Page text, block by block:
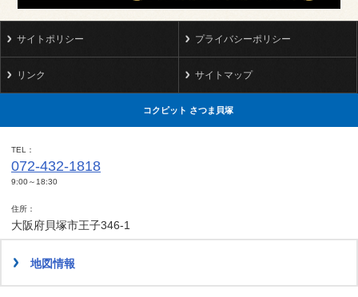
サイトポリシー プライバシーポリシー
リンク サイトマップ
コクピット さつま貝塚
TEL
072-432-1818
9:00～18:30
住所
大阪府貝塚市王子346-1
地図情報